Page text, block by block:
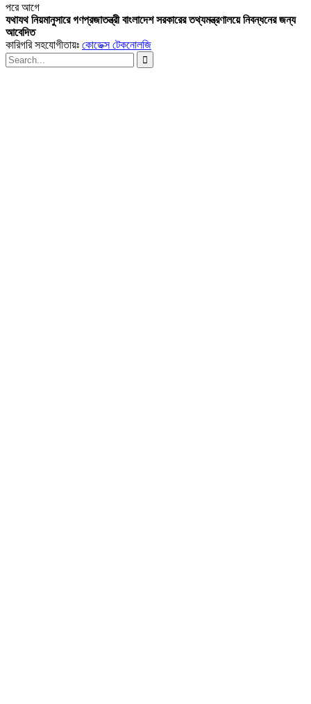
পরেআগে
যথাযথ নিয়মানুসারে গণপ্রজাতন্ত্রী বাংলাদেশ সরকারের তথ্যমন্ত্রণালয়ে নিবন্ধনের জন্য
আবেদিত
কারিগরি সহযোগীতায়ঃ কোডেক্স টেকনোলজি